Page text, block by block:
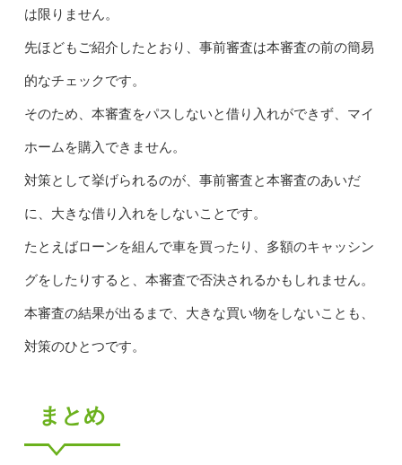
は限りません。
先ほどもご紹介したとおり、事前審査は本審査の前の簡易
的なチェックです。
そのため、本審査をパスしないと借り入れができず、マイ
ホームを購入できません。
対策として挙げられるのが、事前審査と本審査のあいだ
に、大きな借り入れをしないことです。
たとえばローンを組んで車を買ったり、多額のキャッシン
グをしたりすると、本審査で否決されるかもしれません。
本審査の結果が出るまで、大きな買い物をしないことも、
対策のひとつです。
まとめ